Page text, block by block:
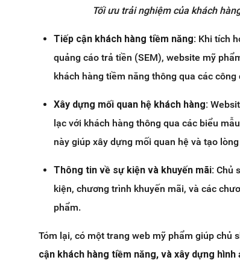
Tối ưu trải nghiệm của khách
Tiếp cận khách hàng tiềm năng: Khi tích
quảng cáo trả tiền (SEM), website mỹ
khách hàng tiềm năng thông qua các
Xây dựng mối quan hệ khách hàng:
lạc với khách hàng thông qua các biểu
này giúp xây dựng mối quan hệ và tạo
Thông tin về sự kiện và khuyến mãi: Chủ
kiện, chương trình khuyến mãi, và các
phẩm.
Tóm lại, có một trang web mỹ phẩm giúp chủ
cận khách hàng tiềm năng, và xây dựng